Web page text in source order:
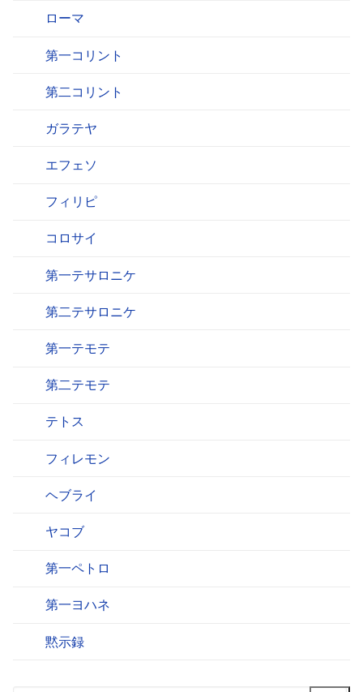
ローマ
第一コリント
第二コリント
ガラテヤ
エフェソ
フィリピ
コロサイ
第一テサロニケ
第二テサロニケ
第一テモテ
第二テモテ
テトス
フィレモン
ヘブライ
ヤコブ
第一ペトロ
第一ヨハネ
黙示録